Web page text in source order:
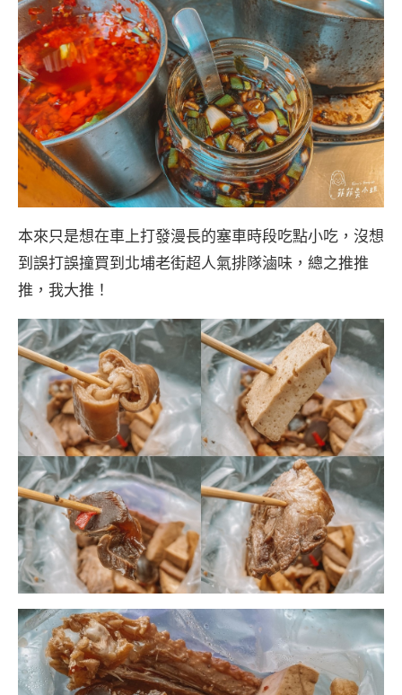
本來只是想在車上打發漫長的塞車時段吃點小吃，沒想
到誤打誤撞買到北埔老街超人氣排隊滷味，總之推推
推，我大推！